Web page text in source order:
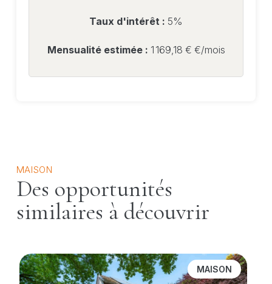
Taux d'intérêt : 5%
Mensualité estimée : 1 169,18 € €/mois
MAISON
Des opportunités
similaires à découvrir
MAISON